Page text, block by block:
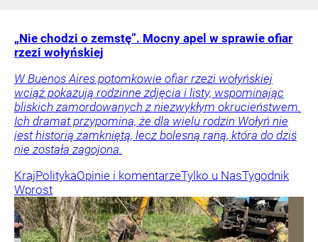
„Nie chodzi o zemstę”. Mocny apel w sprawie ofiar
rzezi wołyńskiej
W Buenos Aires potomkowie ofiar rzezi wołyńskiej
wciąż pokazują rodzinne zdjęcia i listy, wspominając
bliskich zamordowanych z niezwykłym okrucieństwem.
Ich dramat przypomina, że dla wielu rodzin Wołyń nie
jest historią zamkniętą, lecz bolesną raną, która do dziś
nie została zagojona.
KrajPolitykaOpinie i komentarzeTylko u NasTygodnik
Wprost